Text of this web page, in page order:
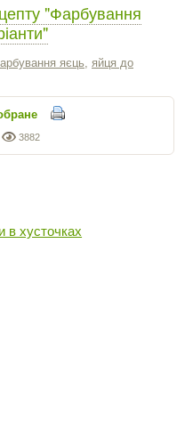
"Фарбування
яєць, яйця до
3882
в хусточках